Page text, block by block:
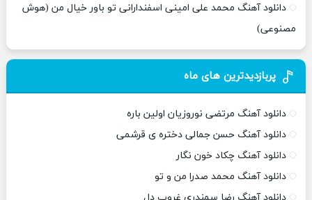
دانلود آهنگ محمد علی امینی اسفندارانی تو باور خیال من (هوش
مصنوعی)
پربازدیدترین های ماه
دانلود آهنگ مرتضی نوروزیان اولین باره
دانلود آهنگ حسن جمالی دختره ی قرشمی
دانلود آهنگ چکاد خون نگار
دانلود آهنگ محمد صدرا من و تو
دانلود آهنگ رضا سمندری غروب دل